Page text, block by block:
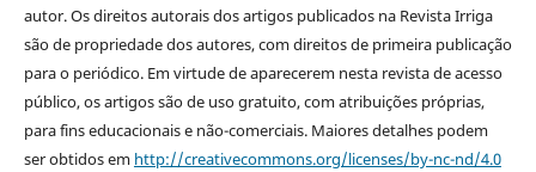
autor. Os direitos autorais dos artigos publicados na Revista Irriga
são de propriedade dos autores, com direitos de primeira publicação
para o periódico. Em virtude de aparecerem nesta revista de acesso
público, os artigos são de uso gratuito, com atribuições próprias,
para fins educacionais e não-comerciais. Maiores detalhes podem
ser obtidos em http://creativecommons.org/licenses/by-nc-nd/4.0